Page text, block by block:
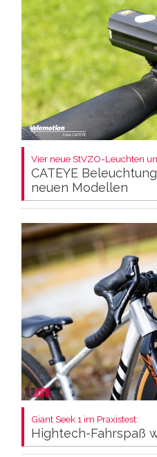
Vier neue StVZO-Leuchten
CATEYE
neuen Modellen
Giant Seek 1 im Praxistest:
Hightech-Fahrspaß